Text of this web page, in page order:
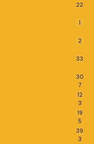
22
1
2
33
30
7
12
3
19
5
39
3